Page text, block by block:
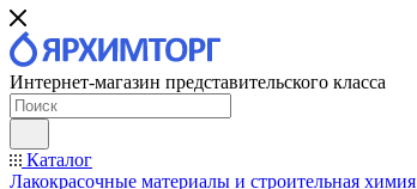
Интернет-магазин представительского класса
Каталог
Лакокрасочные материалы и строительная химия